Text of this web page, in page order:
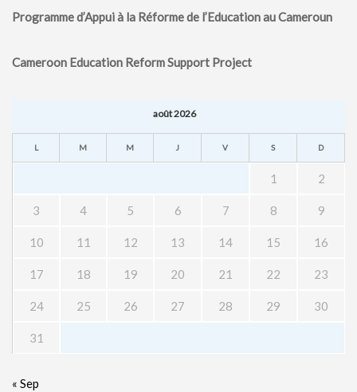
Programme d’Appui à la Réforme de l’Education au Cameroun
Cameroon Education Reform Support Project
août 2026
L M M J V S D
1 2
3 4 5 6 7 8 9
10 11 12 13 14 15 16
17 18 19 20 21 22 23
24 25 26 27 28 29 30
31
« Sep